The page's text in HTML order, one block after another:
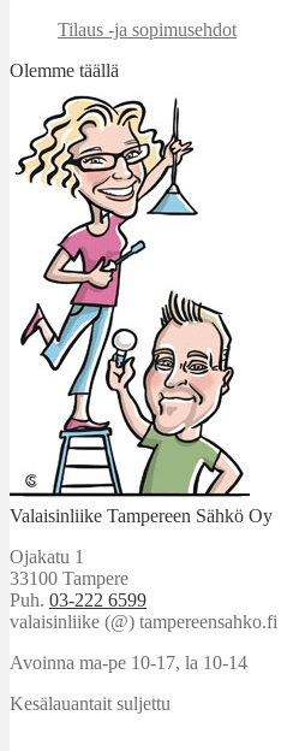
Tilaus -ja sopimusehdot
Olemme täällä
Valaisinliike Tampereen Sähkö Oy
Ojakatu 1
33100 Tampere
Puh. 03-222 6599
valaisinliike (@) tampereensahko.fi
Avoinna ma-pe 10-17, la 10-14
Kesälauantait suljettu